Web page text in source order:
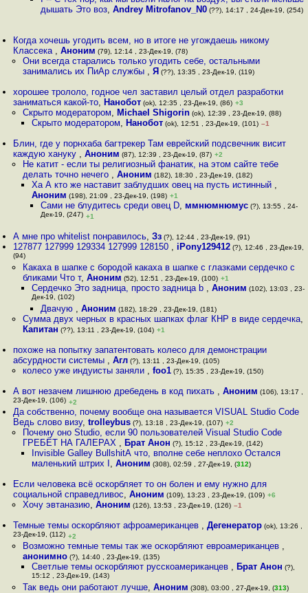
дышать Это воз,Andrey Mitrofanov_N0 (??), 14:17 , 24-Дек-19, (254)
Когда хочешь угодить всем, но в итоге не угождаешь никому
Классека ,Аноним (79), 12:14 , 23-Дек-19, (78)
Они всегда старались только угодить себе, остальными
занимались их ПиАр службы , Я (??), 13:35 , 23-Дек-19, (119)
хорошее трололо, годное чел заставил целый отдел разработки
заниматься какой-то, Нанобот (ok), 12:35 , 23-Дек-19, (86) +3
Скрыто модератором, Michael Shigorin(ok), 12:39 , 23-Дек-19, (88)
Скрыто модератором, Нанобот(ok), 12:51 , 23-Дек-19, (101) –1
Блин, где у порнхаба багтрекер Там еврейский подсвечник висит
каждую хануку ,Аноним (87), 12:39 , 23-Дек-19, (87) +2
Не катит - если ты религиозный фанатик, на этом сайте тебе
делать точно нечего , Аноним (182), 18:30 , 23-Дек-19, (182)
Ха А кто же наставит заблудших овец на пусть истинный ,
Аноним (198), 21:09 , 23-Дек-19, (198) +1
Сами не блудитесь среди овец D, ммнюмнюмус (?), 13:55 , 24-
Дек-19, (247) +1
А мне про whitelist понравилось,Зз (?), 12:44 , 23-Дек-19, (91)
127877 127999 129334 127999 128150 , iPony129412 (?), 12:46 , 23-Дек-19,
(94)
Какаха в шапке с бородой какаха в шапке с глазками сердечко с
бликами Что т, Аноним (52), 12:51 , 23-Дек-19, (100) +1
Сердечко Это задница, просто задница b , Аноним (102), 13:03 , 23-
Дек-19, (102)
Двачую ,Аноним (182), 18:29 , 23-Дек-19, (181)
Сумма двух черных в красных шапках флаг КНР в виде сердечка,
Капитан (??), 13:11 , 23-Дек-19, (104) +1
похоже на попытку запатентовать колесо для демонстрации
абсурдности системы ,Агл (?), 13:11 , 23-Дек-19, (105)
колесо уже индуисты заняли , foo1(?), 15:35 , 23-Дек-19, (150)
А вот незачем лишнюю дребедень в код пихать ,Аноним (106), 13:17 ,
23-Дек-19, (106) +2
Да собственно, почему вообще она называется VISUAL Studio Code
Ведь слово визу,trolleybus (?), 13:18 , 23-Дек-19, (107) +2
Почему оно Studio, если 90 пользователей Visual Studio Code
ГРЕБЁТ НА ГАЛЕРАХ , Брат Анон (?), 15:12 , 23-Дек-19, (142)
Invisible Galley BullshitА что, вполне себе неплохо Остался
маленький штрих I , Аноним (308), 02:59 , 27-Дек-19, (312)
Если человека всё оскорбляет то он болен и ему нужно для
социальной справедливос,Аноним (109), 13:23 , 23-Дек-19, (109) +6
Хочу эвтаназию, Аноним (126), 13:53 , 23-Дек-19, (126) –1
Темные темы оскорбляют афроамериканцев ,Дегенератор (ok), 13:26 ,
23-Дек-19, (112) +2
Возможно темные темы так же оскорбляют евроамериканцев ,
анонимно(?), 14:40 , 23-Дек-19, (135)
Светлые темы оскорбляют русскоамериканцев , Брат Анон (?),
15:12 , 23-Дек-19, (143)
Так ведь они работают лучше, Аноним (308), 03:00 , 27-Дек-19, (313)